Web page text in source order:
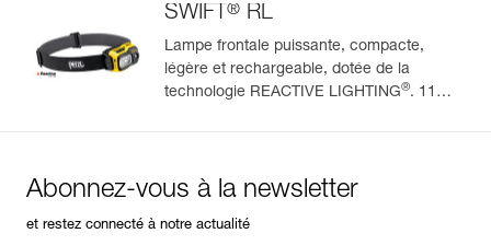
SWIFT ® RL
Lampe frontale puissante, compacte,
légère et rechargeable, dotée de la
technologie REACTIVE LIGHTING®. 1100
Abonnez-vous à la newsletter
et restez connecté à notre actualité